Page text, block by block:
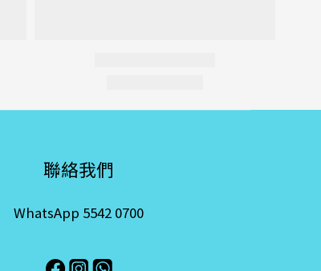
聯絡我們
WhatsApp 5542 0700